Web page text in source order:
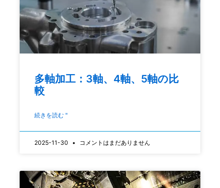
多軸加工：3軸、4軸、5軸の比
較
続きを読む "
2025-11-30 コメントはまだありません